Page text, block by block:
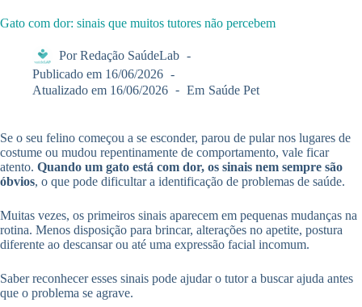
Gato com dor: sinais que muitos tutores não percebem
Por Redação SaúdeLab
Publicado em 16/06/2026
Atualizado em 16/06/2026 Em Saúde Pet
Se o seu felino começou a se esconder, parou de pular nos lugares de
costume ou mudou repentinamente de comportamento, vale ficar
atento. Quando um gato está com dor, os sinais nem sempre são
óbvios, o que pode dificultar a identificação de problemas de saúde.
Muitas vezes, os primeiros sinais aparecem em pequenas mudanças na
rotina. Menos disposição para brincar, alterações no apetite, postura
diferente ao descansar ou até uma expressão facial incomum.
Saber reconhecer esses sinais pode ajudar o tutor a buscar ajuda antes
que o problema se agrave.